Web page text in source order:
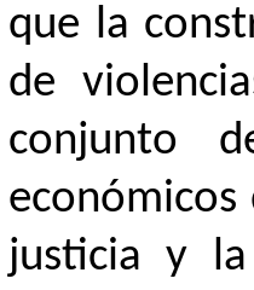
que la
de
conjunto
justicia y